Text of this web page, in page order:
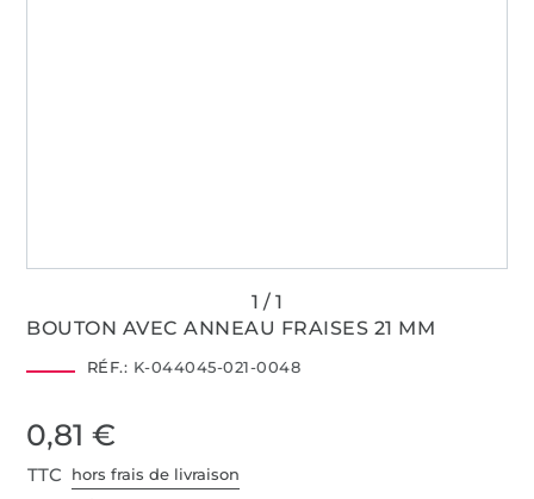
BOUTON AVEC ANNEAU FRAISES 21 MM
RÉF.: K-044045-021-0048
0,81 €
TTC hors frais de livraison